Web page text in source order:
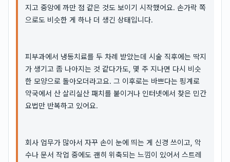
지고 중앙에 까만 점 같은 것도 보이기 시작했어요. 손가락 쪽
으로도 비슷한 게 하나 더 생긴 상태입니다.
피부과에서 냉동치료를 두 차례 받았는데 시술 직후에는 딱지
가 생기고 좀 나아지는 것 같다가도, 몇 주 지나면 다시 비슷
한 모양으로 돌아오더라고요. 그 이후로는 바쁘다는 핑계로
약국에서 산 살리실산 패치를 붙이거나 인터넷에서 찾은 민간
요법만 반복하고 있어요.
회사 업무가 많아서 자꾸 손이 눈에 띄는 게 신경 쓰이고, 악
수나 문서 작업 중에도 괜히 위축되는 느낌이 있어서 스트레